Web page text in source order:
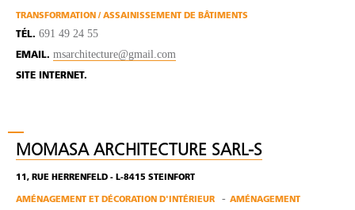
TRANSFORMATION / ASSAINISSEMENT DE BÂTIMENTS
TÉL. 691 49 24 55
EMAIL. msarchitecture@gmail.com
SITE INTERNET.
MOMASA ARCHITECTURE SARL-S
11, RUE HERRENFELD - L-8415 STEINFORT
AMÉNAGEMENT ET DÉCORATION D'INTÉRIEUR AMÉNAGEMENT